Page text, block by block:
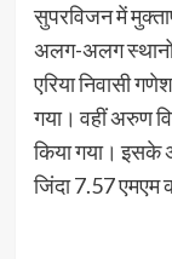
सुपरविजन में
अलग-अलग स्थानों
एरिया निवासी
गया। वहीं अरुण
किया गया। इसके
जिंदा 7.57 एमएम